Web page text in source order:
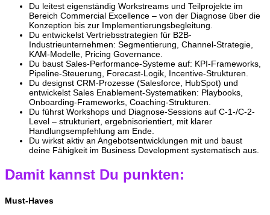
Du leitest eigenständig Workstreams und Teilprojekte im
Bereich Commercial Excellence – von der Diagnose über die
Konzeption bis zur Implementierungsbegleitung.
Du entwickelst Vertriebsstrategien für B2B-
Industrieunternehmen: Segmentierung, Channel-Strategie,
KAM-Modelle, Pricing Governance.
Du baust Sales-Performance-Systeme auf: KPI-Frameworks,
Pipeline-Steuerung, Forecast-Logik, Incentive-Strukturen.
Du designst CRM-Prozesse (Salesforce, HubSpot) und
entwickelst Sales Enablement-Systematiken: Playbooks,
Onboarding-Frameworks, Coaching-Strukturen.
Du führst Workshops und Diagnose-Sessions auf C-1-/C-2-
Level – strukturiert, ergebnisorientiert, mit klarer
Handlungsempfehlung am Ende.
Du wirkst aktiv an Angebotsentwicklungen mit und baust
deine Fähigkeit im Business Development systematisch aus.
Damit kannst Du punkten:
Must-Haves